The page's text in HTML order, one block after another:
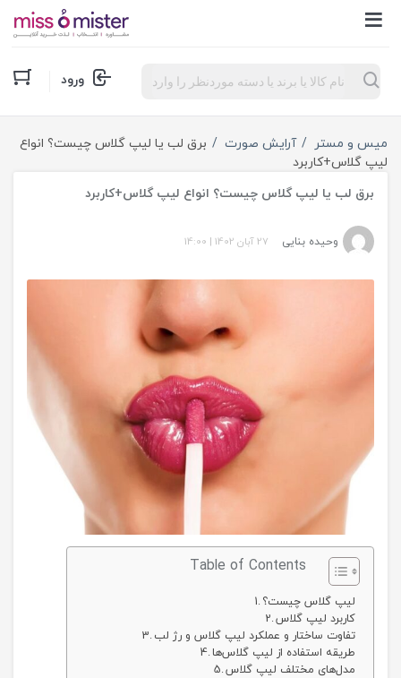
Products
search ورود
میس و مستر آرایش صورت
برق لب یا لیپ گلاس چیست؟ انواع
لیپ گلاس+کاربرد
برق لب یا لیپ گلاس چیست؟ انواع لیپ گلاس+کاربرد
وحیده بنایی 27 آبان 1402 |
14:00
Table of Contents
لیپ گلاس چیست؟
کاربرد لیپ گلاس
تفاوت ساختار و عملکرد لیپ گلاس و رژ لب
طریقه استفاده از لیپ گلاس‌ها